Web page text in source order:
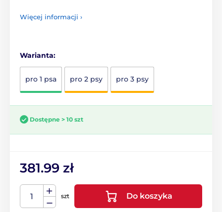
Więcej informacji ›
Warianta:
pro 1 psa pro 2 psy pro 3 psy
Dostępne > 10 szt
381.99 zł
szt Do koszyka